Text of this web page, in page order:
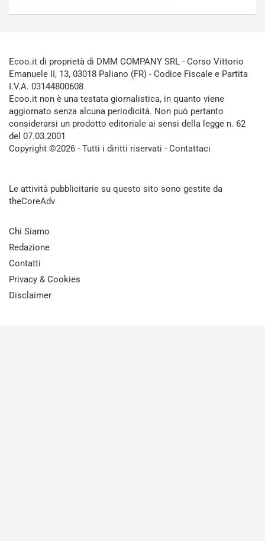
Ecoo.it di proprietà di DMM COMPANY SRL - Corso Vittorio
Emanuele II, 13, 03018 Paliano (FR) - Codice Fiscale e Partita
I.V.A. 03144800608
Ecoo.it non è una testata giornalistica, in quanto viene
aggiornato senza alcuna periodicità. Non può pertanto
considerarsi un prodotto editoriale ai sensi della legge n. 62
del 07.03.2001
Copyright ©2026 - Tutti i diritti riservati - Contattaci
Le attività pubblicitarie su questo sito sono gestite da
theCoreAdv
Chi Siamo
Redazione
Contatti
Privacy & Cookies
Disclaimer